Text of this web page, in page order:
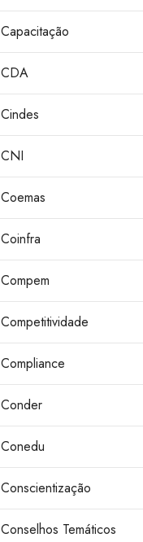
Capacitação
CDA
Cindes
CNI
Coemas
Coinfra
Compem
Competitividade
Compliance
Conder
Conedu
Conscientização
Conselhos Temáticos